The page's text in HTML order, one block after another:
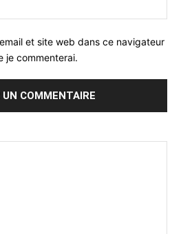
et site web dans ce navigateur
je commenterai.